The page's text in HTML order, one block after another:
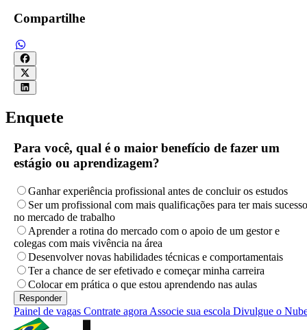
Compartilhe
Enquete
Para você, qual é o maior benefício de fazer um
estágio ou aprendizagem?
Ganhar experiência profissional antes de concluir os estudos
Ser um profissional com mais qualificações para ter mais sucesso
no mercado de trabalho
Aprender a rotina do mercado com o apoio de um gestor e
colegas com mais vivência na área
Desenvolver novas habilidades técnicas e comportamentais
Ter a chance de ser efetivado e começar minha carreira
Colocar em prática o que estou aprendendo nas aulas
Painel de vagas Contrate agora Associe sua escola Divulgue o